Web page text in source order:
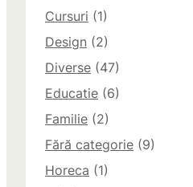
Cursuri (1)
Design (2)
Diverse (47)
Educatie (6)
Familie (2)
Fără categorie (9)
Horeca (1)